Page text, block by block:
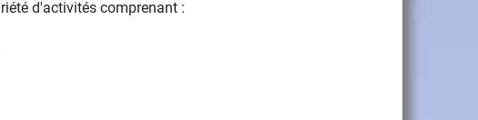
d'activités comprenant :